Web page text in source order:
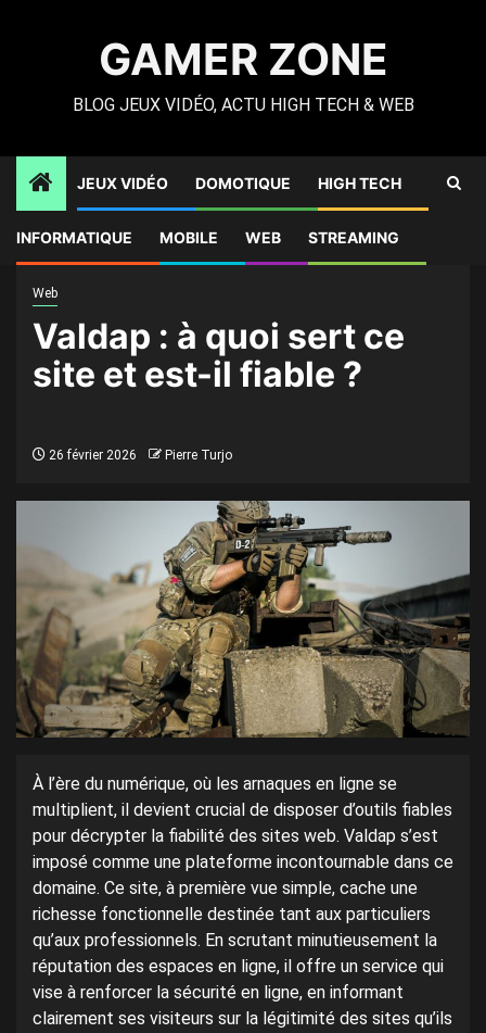
GAMER ZONE
BLOG JEUX VIDÉO, ACTU HIGH TECH & WEB
JEUX VIDÉO DOMOTIQUE HIGH TECH
INFORMATIQUE MOBILE WEB STREAMING
est-il fiable ?
Web
Valdap : à quoi sert ce
site et est-il fiable ?
26 février 2026 Pierre Turjo
À l’ère du numérique, où les arnaques en ligne se
multiplient, il devient crucial de disposer d’outils fiables
pour décrypter la fiabilité des sites web. Valdap s’est
imposé comme une plateforme incontournable dans ce
domaine. Ce site, à première vue simple, cache une
richesse fonctionnelle destinée tant aux particuliers
qu’aux professionnels. En scrutant minutieusement la
réputation des espaces en ligne, il offre un service qui
vise à renforcer la sécurité en ligne, en informant
clairement ses visiteurs sur la légitimité des sites qu’ils